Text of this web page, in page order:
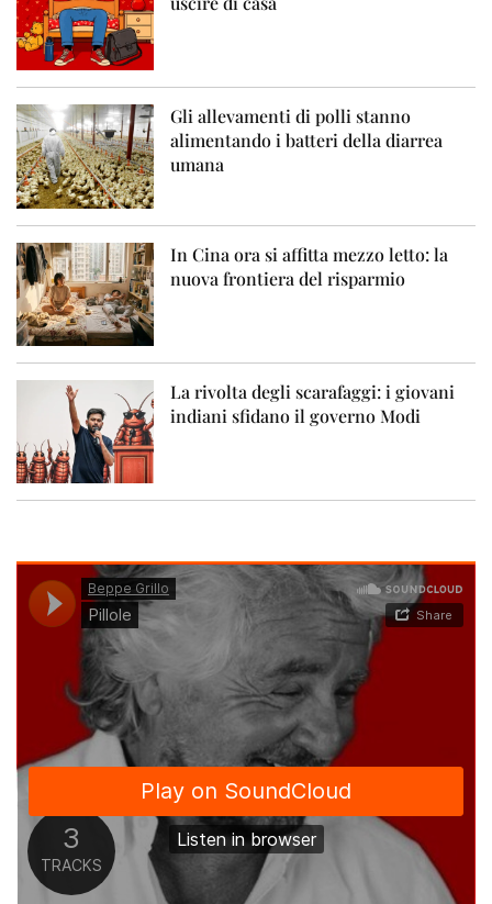
Gli allevamenti di polli stanno
alimentando i batteri della diarrea
umana
In Cina ora si affitta mezzo letto: la
nuova frontiera del risparmio
La rivolta degli scarafaggi: i giovani
indiani sfidano il governo Modi